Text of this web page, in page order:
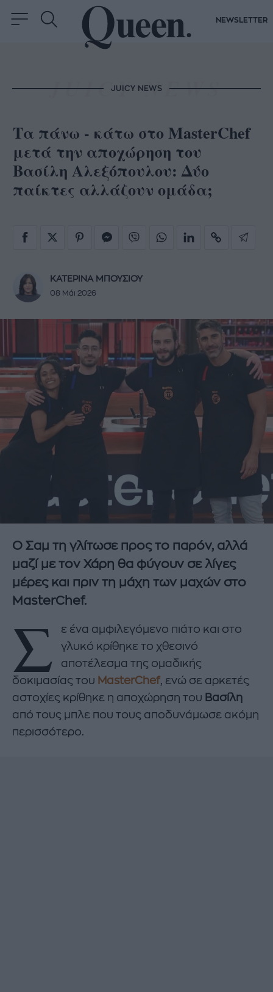
NEWSLETTER
JUICY NEWS
Τα πάνω - κάτω στο MasterChef
μετά την αποχώρηση του
Βασίλη Αλεξόπουλου: Δύο
παίκτες αλλάζουν ομάδα;
ΚΑΤΕΡΙΝΑ ΜΠΟΥΣΙΟΥ
08 Μάι 2026
Ο Σαμ τη γλίτωσε προς το παρόν, αλλά
μαζί με τον Χάρη θα φύγουν σε λίγες
μέρες και πριν τη μάχη των μαχών στο
MasterChef.
Σ
ε ένα αμφιλεγόμενο πιάτο και στο
γλυκό κρίθηκε το χθεσινό
αποτέλεσμα της ομαδικής
δοκιμασίας του MasterChef, ενώ σε αρκετές
αστοχίες κρίθηκε η αποχώρηση του Βασίλη
από τους μπλε που τους αποδυνάμωσε ακόμη
περισσότερο.